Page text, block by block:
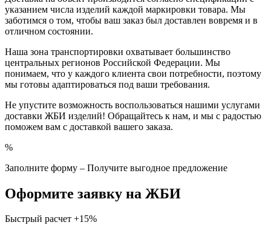
указанием числа изделий каждой маркировки товара. Мы
заботимся о том, чтобы ваш заказ был доставлен вовремя и в
отличном состоянии.
Наша зона транспортировки охватывает большинство
центральных регионов Российской Федерации. Мы
понимаем, что у каждого клиента свои потребности, поэтому
мы готовы адаптироваться под ваши требования.
Не упустите возможность воспользоваться нашими услугами
доставки ЖБИ изделий! Обращайтесь к нам, и мы с радостью
поможем вам с доставкой вашего заказа.
%
Заполните форму – Получите выгодное предложение
Оформите заявку на ЖБИ
Быстрый расчет +15%